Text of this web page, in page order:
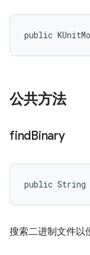
public
公共方法
findBinary
public String
搜索二进制文件以